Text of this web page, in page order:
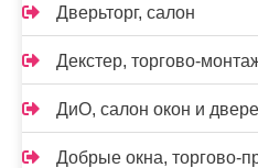
Дверьторг, салон
Декстер, торгово-
ДиО, салон окон и
Добрые окна, торгово-